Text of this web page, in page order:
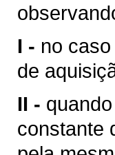
I - no
de
II -
constante